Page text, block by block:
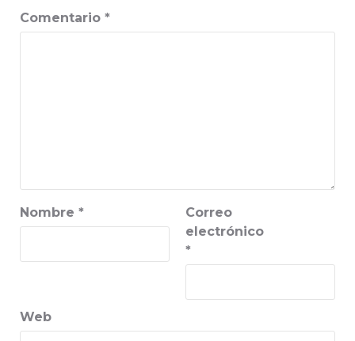
Comentario *
Nombre *
Correo
electrónico
*
Web